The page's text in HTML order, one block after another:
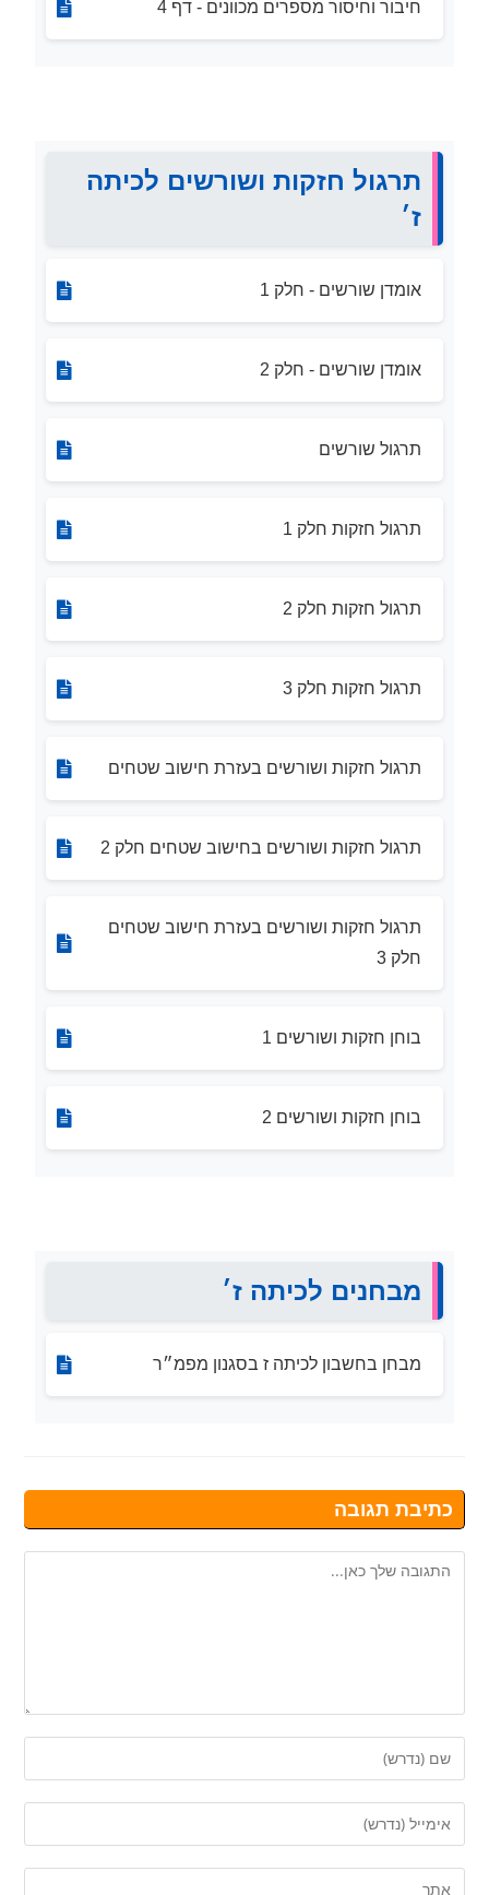
חיבור וחיסור מספרים מכוונים - דף 4
תרגול חזקות ושורשים לכיתה
ז׳
אומדן שורשים - חלק 1
אומדן שורשים - חלק 2
תרגול שורשים
תרגול חזקות חלק 1
תרגול חזקות חלק 2
תרגול חזקות חלק 3
תרגול חזקות ושורשים בעזרת חישוב שטחים
תרגול חזקות ושורשים בחישוב שטחים חלק 2
תרגול חזקות ושורשים בעזרת חישוב שטחים
חלק 3
בוחן חזקות ושורשים 1
בוחן חזקות ושורשים 2
מבחנים לכיתה ז׳
מבחן בחשבון לכיתה ז בסגנון מפמ״ר
כתיבת תגובה